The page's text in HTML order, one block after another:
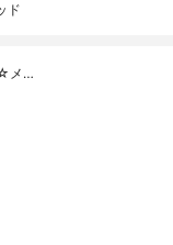
ド
☆メ…